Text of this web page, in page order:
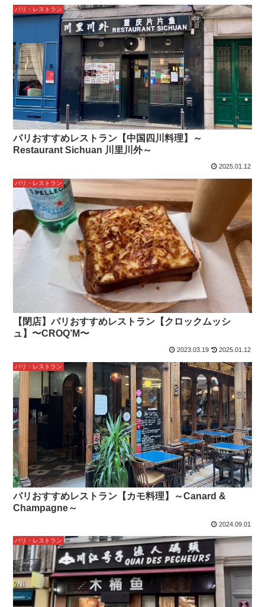
パリ・レストラン
パリおすすめレストラン【中国四川料理】～
Restaurant Sichuan 川里川外～
2025.01.12
パリ・レストラン
【閉店】パリおすすめレストラン【クロックムッシ
ュ】〜CROQ’M〜
2023.03.19 2025.01.12
パリ・レストラン
パリおすすめレストラン【カモ料理】～Canard &
Champagne～
2024.09.01
パリ・レストラン